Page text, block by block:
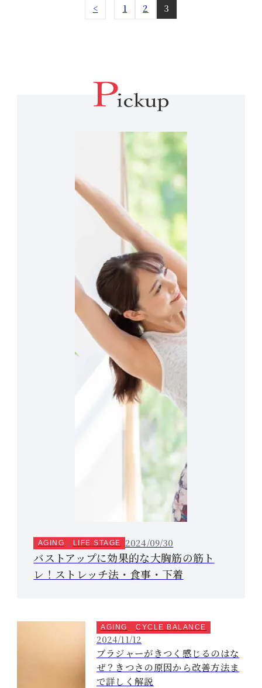
< 1 2 3
AGING LIFE STAGE 2024/09/30
バストアップに効果的な大胸筋の筋ト
レ！ストレッチ法・食事・下着
AGING CYCLE BALANCE
2024/11/12
ブラジャーがきつく感じるのはな
ぜ？きつさの原因から改善方法ま
で詳しく解説